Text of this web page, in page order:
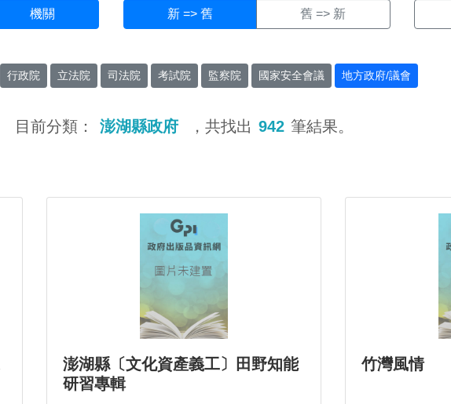
機關 新 => 舊 舊 => 新
行政院 立法院 司法院 考試院 監察院 國家安全會議 地方政府/議會
目前分類： 澎湖縣政府 ，共找出 942 筆結果。
澎湖縣〔文化資產義工〕田野知能
研習專輯
竹灣風情